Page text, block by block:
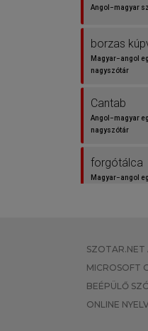
Angol−magyar
borzas
Magyar−angol
nagyszótár
Cantab
Angol−magyar
nagyszótár
forgótálca
Magyar−angol
Susie
Angol−magyar
SZOTAR.NET
MICROSOFT
BEÉPÜLŐ
ONLINE